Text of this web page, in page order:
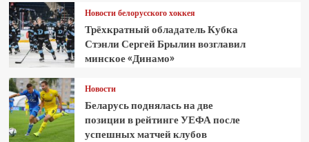
Новости белорусского хоккея
Трёхкратный обладатель Кубка
Стэнли Сергей Брылин возглавил
минское «Динамо»
Новости
Беларусь поднялась на две
позиции в рейтинге УЕФА после
успешных матчей клубов